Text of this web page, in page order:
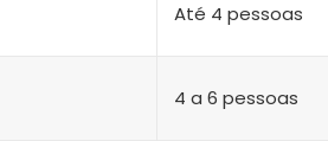
Até 4 pessoas
4 a 6 pessoas